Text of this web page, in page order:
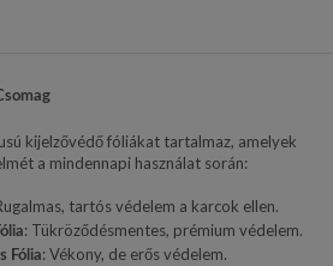
kijelzővédő fóliákat tartalmaz, amelyek
a mindennapi használat során:
tartós védelem a karcok ellen.
: Tükröződésmentes, prémium védelem.
Fólia: Vékony, de erős védelem.